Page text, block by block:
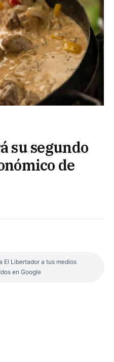
su segundo
de
El Libertador a tus medios
en Google